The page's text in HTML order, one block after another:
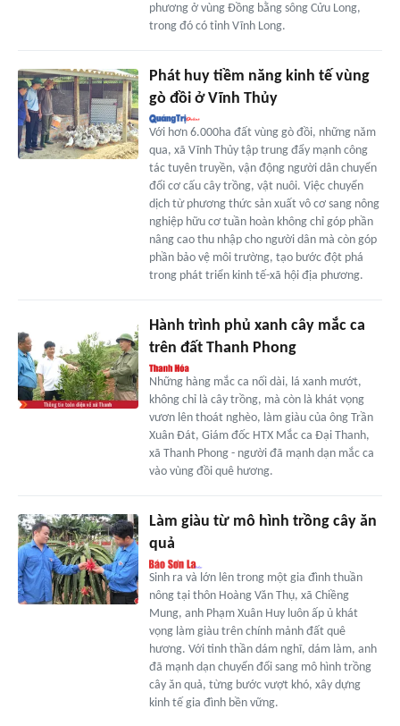
phương ở vùng Đồng bằng sông Cửu Long,
trong đó có tỉnh Vĩnh Long.
Phát huy tiềm năng kinh tế vùng
gò đồi ở Vĩnh Thủy
Với hơn 6.000ha đất vùng gò đồi, những năm
qua, xã Vĩnh Thủy tập trung đẩy mạnh công
tác tuyên truyền, vận động người dân chuyển
đổi cơ cấu cây trồng, vật nuôi. Việc chuyển
dịch từ phương thức sản xuất vô cơ sang nông
nghiệp hữu cơ tuần hoàn không chỉ góp phần
nâng cao thu nhập cho người dân mà còn góp
phần bảo vệ môi trường, tạo bước đột phá
trong phát triển kinh tế-xã hội địa phương.
Hành trình phủ xanh cây mắc ca
trên đất Thanh Phong
Những hàng mắc ca nối dài, lá xanh mướt,
không chỉ là cây trồng, mà còn là khát vọng
vươn lên thoát nghèo, làm giàu của ông Trần
Xuân Đát, Giám đốc HTX Mắc ca Đại Thanh,
xã Thanh Phong - người đã mạnh dạn mắc ca
vào vùng đồi quê hương.
Làm giàu từ mô hình trồng cây ăn
quả
Sinh ra và lớn lên trong một gia đình thuần
nông tại thôn Hoàng Văn Thụ, xã Chiềng
Mung, anh Phạm Xuân Huy luôn ấp ủ khát
vọng làm giàu trên chính mảnh đất quê
hương. Với tinh thần dám nghĩ, dám làm, anh
đã mạnh dạn chuyển đổi sang mô hình trồng
cây ăn quả, từng bước vượt khó, xây dựng
kinh tế gia đình bền vững.